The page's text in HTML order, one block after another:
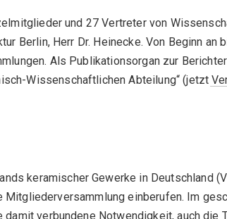
und 27 Vertreter von
Berlin, Herr Dr. Heinecke. Von Beginn an
Als Publikationsorgan zur
Wissenschaftlichen Abteilung“ (jetzt
keramischer Gewerke in Deutschland
Mitgliederversammlung einberufen. Im
verbundene Notwendigkeit, auch die